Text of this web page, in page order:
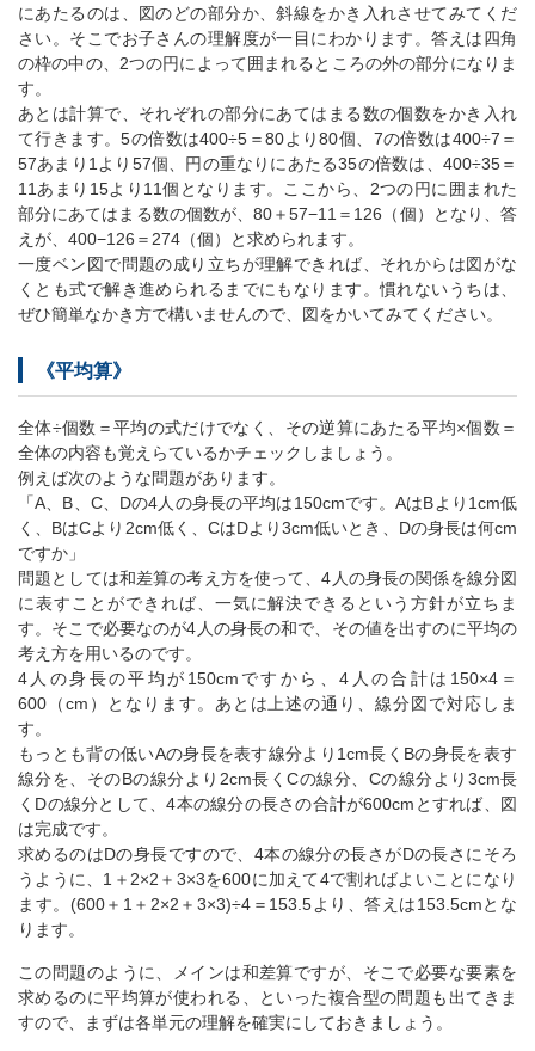
にあたるのは、図のどの部分か、斜線をかき入れさせてみてくだ
さい。そこでお子さんの理解度が一目にわかります。答えは四角
の枠の中の、2つの円によって囲まれるところの外の部分になりま
す。
あとは計算で、それぞれの部分にあてはまる数の個数をかき入れ
て行きます。5の倍数は400÷5＝80より80個、7の倍数は400÷7＝
57あまり1より57個、円の重なりにあたる35の倍数は、400÷35＝
11あまり15より11個となります。ここから、2つの円に囲まれた
部分にあてはまる数の個数が、80＋57−11＝126（個）となり、答
えが、400−126＝274（個）と求められます。
一度ベン図で問題の成り立ちが理解できれば、それからは図がな
くとも式で解き進められるまでにもなります。慣れないうちは、
ぜひ簡単なかき方で構いませんので、図をかいてみてください。
《平均算》
全体÷個数＝平均の式だけでなく、その逆算にあたる平均×個数＝
全体の内容も覚えらているかチェックしましょう。
例えば次のような問題があります。
「A、B、C、Dの4人の身長の平均は150cmです。AはBより1cm低
く、BはCより2cm低く、CはDより3cm低いとき、Dの身長は何cm
ですか」
問題としては和差算の考え方を使って、4人の身長の関係を線分図
に表すことができれば、一気に解決できるという方針が立ちま
す。そこで必要なのが4人の身長の和で、その値を出すのに平均の
考え方を用いるのです。
4人の身長の平均が150cmですから、4人の合計は150×4＝
600（cm）となります。あとは上述の通り、線分図で対応しま
す。
もっとも背の低いAの身長を表す線分より1cm長くBの身長を表す
線分を、そのBの線分より2cm長くCの線分、Cの線分より3cm長
くDの線分として、4本の線分の長さの合計が600cmとすれば、図
は完成です。
求めるのはDの身長ですので、4本の線分の長さがDの長さにそろ
うように、1＋2×2＋3×3を600に加えて4で割ればよいことになり
ます。(600＋1＋2×2＋3×3)÷4＝153.5より、答えは153.5cmとな
ります。
この問題のように、メインは和差算ですが、そこで必要な要素を
求めるのに平均算が使われる、といった複合型の問題も出てきま
すので、まずは各単元の理解を確実にしておきましょう。